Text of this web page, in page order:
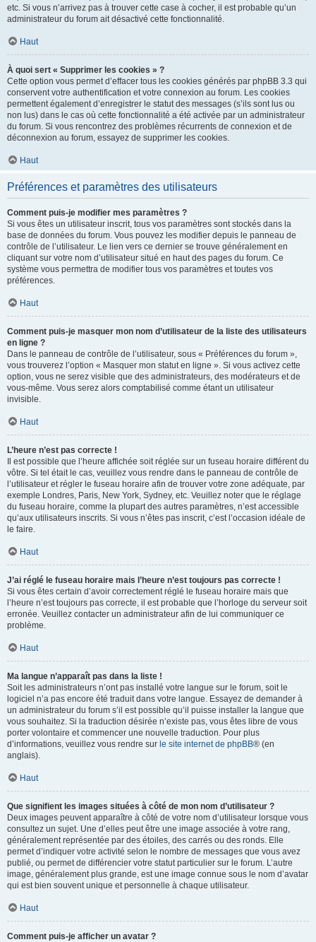
etc. Si vous n’arrivez pas à trouver cette case à cocher, il est probable qu’un
administrateur du forum ait désactivé cette fonctionnalité.
Haut
À quoi sert « Supprimer les cookies » ?
Cette option vous permet d’effacer tous les cookies générés par phpBB 3.3 qui
conservent votre authentification et votre connexion au forum. Les cookies
permettent également d’enregistrer le statut des messages (s’ils sont lus ou
non lus) dans le cas où cette fonctionnalité a été activée par un administrateur
du forum. Si vous rencontrez des problèmes récurrents de connexion et de
déconnexion au forum, essayez de supprimer les cookies.
Haut
Préférences et paramètres des utilisateurs
Comment puis-je modifier mes paramètres ?
Si vous êtes un utilisateur inscrit, tous vos paramètres sont stockés dans la
base de données du forum. Vous pouvez les modifier depuis le panneau de
contrôle de l’utilisateur. Le lien vers ce dernier se trouve généralement en
cliquant sur votre nom d’utilisateur situé en haut des pages du forum. Ce
système vous permettra de modifier tous vos paramètres et toutes vos
préférences.
Haut
Comment puis-je masquer mon nom d’utilisateur de la liste des utilisateurs
en ligne ?
Dans le panneau de contrôle de l’utilisateur, sous « Préférences du forum »,
vous trouverez l’option « Masquer mon statut en ligne ». Si vous activez cette
option, vous ne serez visible que des administrateurs, des modérateurs et de
vous-même. Vous serez alors comptabilisé comme étant un utilisateur
invisible.
Haut
L’heure n’est pas correcte !
Il est possible que l’heure affichée soit réglée sur un fuseau horaire différent du
vôtre. Si tel était le cas, veuillez vous rendre dans le panneau de contrôle de
l’utilisateur et régler le fuseau horaire afin de trouver votre zone adéquate, par
exemple Londres, Paris, New York, Sydney, etc. Veuillez noter que le réglage
du fuseau horaire, comme la plupart des autres paramètres, n’est accessible
qu’aux utilisateurs inscrits. Si vous n’êtes pas inscrit, c’est l’occasion idéale de
le faire.
Haut
J’ai réglé le fuseau horaire mais l’heure n’est toujours pas correcte !
Si vous êtes certain d’avoir correctement réglé le fuseau horaire mais que
l’heure n’est toujours pas correcte, il est probable que l’horloge du serveur soit
erronée. Veuillez contacter un administrateur afin de lui communiquer ce
problème.
Haut
Ma langue n’apparaît pas dans la liste !
Soit les administrateurs n’ont pas installé votre langue sur le forum, soit le
logiciel n’a pas encore été traduit dans votre langue. Essayez de demander à
un administrateur du forum s’il est possible qu’il puisse installer la langue que
vous souhaitez. Si la traduction désirée n’existe pas, vous êtes libre de vous
porter volontaire et commencer une nouvelle traduction. Pour plus
d’informations, veuillez vous rendre sur le site internet de phpBB® (en
anglais).
Haut
Que signifient les images situées à côté de mon nom d’utilisateur ?
Deux images peuvent apparaître à côté de votre nom d’utilisateur lorsque vous
consultez un sujet. Une d’elles peut être une image associée à votre rang,
généralement représentée par des étoiles, des carrés ou des ronds. Elle
permet d’indiquer votre activité selon le nombre de messages que vous avez
publié, ou permet de différencier votre statut particulier sur le forum. L’autre
image, généralement plus grande, est une image connue sous le nom d’avatar
qui est bien souvent unique et personnelle à chaque utilisateur.
Haut
Comment puis-je afficher un avatar ?